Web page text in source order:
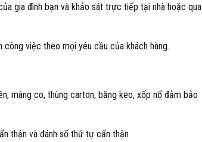
gia đình bạn và khảo sát trực tiếp tại nhà hoặc qua
công việc theo mọi yêu cầu của khách hàng.
màng co, thùng carton, băng keo, xốp nổ đảm bảo
thận và đánh số thứ tự cẩn thận